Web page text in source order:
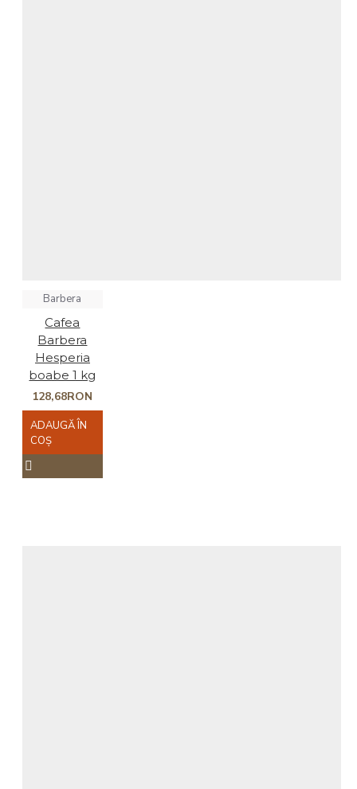
Barbera
Cafea
Barbera
Hesperia
boabe 1 kg
128,68RON
ADAUGĂ ÎN
COŞ